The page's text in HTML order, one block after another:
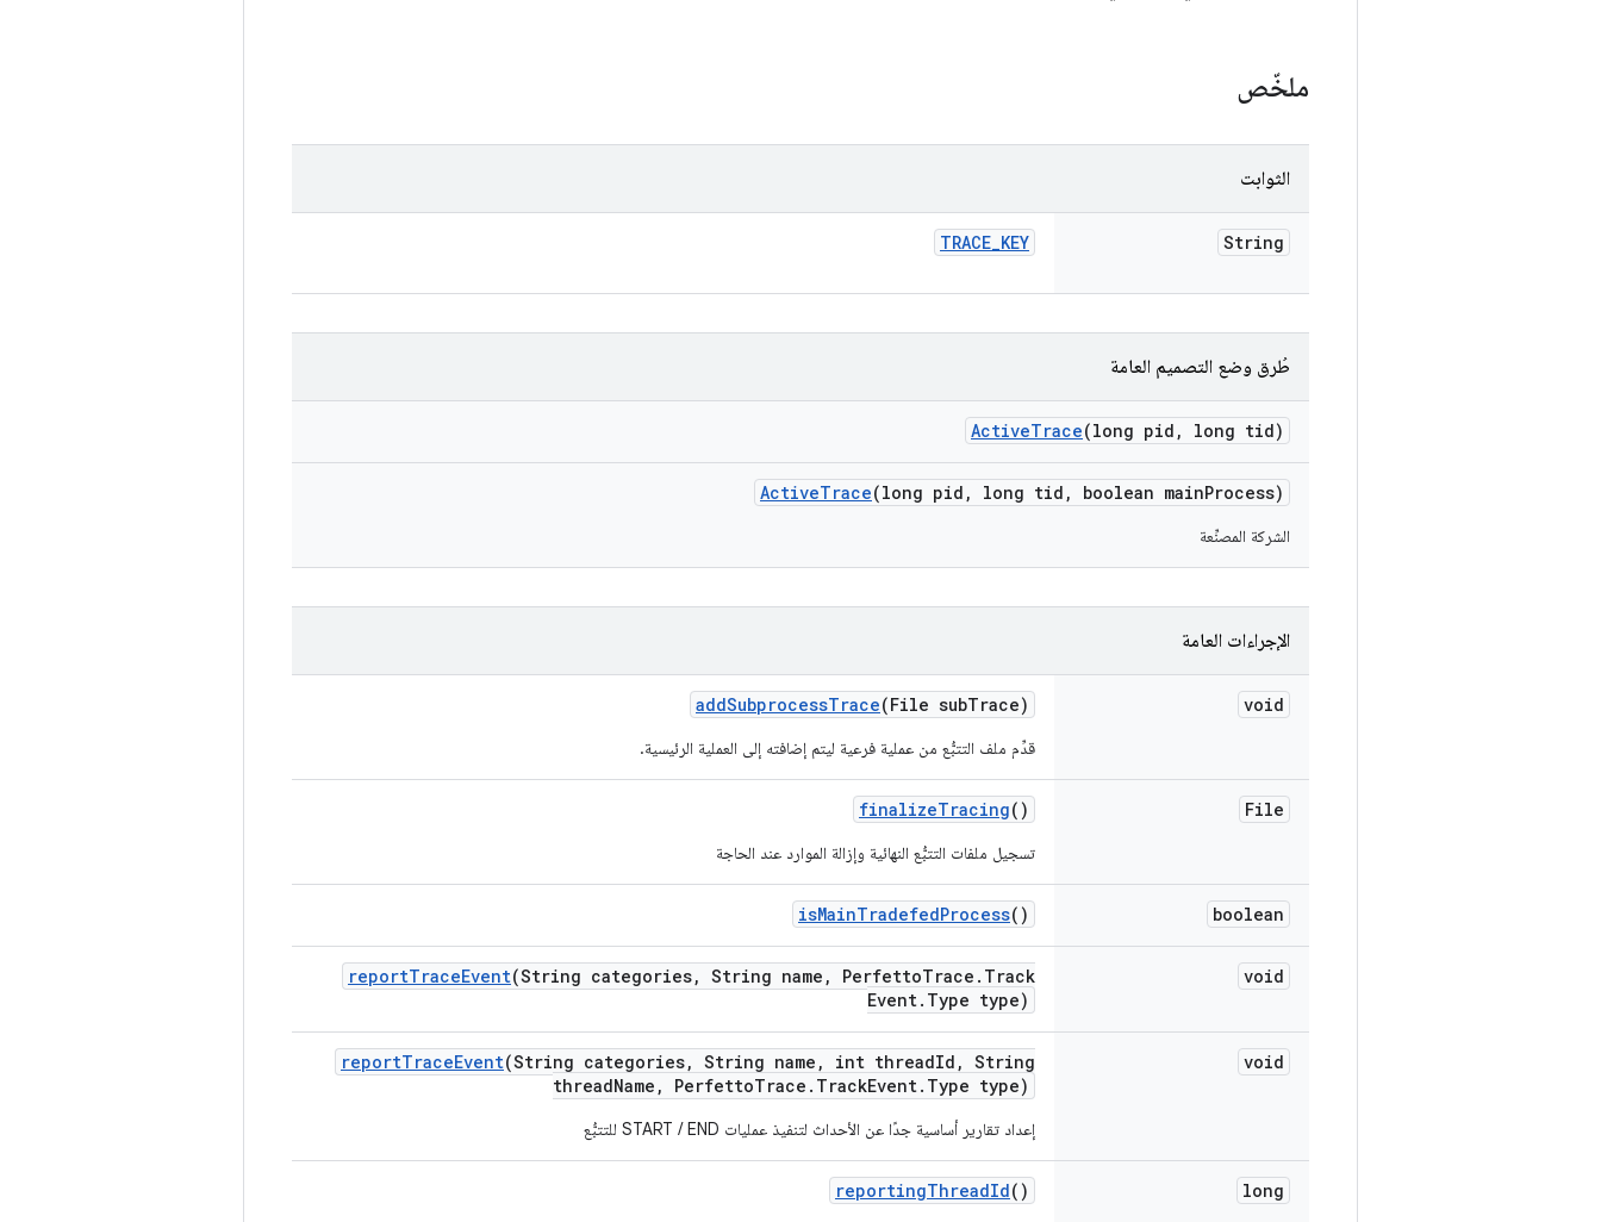
ملخّص
الثوابت
String
TRACE_KEY
طُرق وضع التصميم العامة
ActiveTrace(long pid , long tid)
ActiveTrace(long pid , long tid , boolean mainProcess)
الشركة المصنِّعة
الإجراءات العامة
void
addSubprocessTrace(File subTrace)
قدِّم ملف التتبُّع من عملية فرعية ليتم إضافته إلى العملية الرئيسية.
File
finalizeTracing()
تسجيل ملفات التتبُّع النهائية وإزالة الموارد عند الحاجة
boolean
isMainTradefedProcess()
void
reportTraceEvent(String categories, String name , PerfettoTrace . Track
Event. Type type)
void
reportTraceEvent(String categories, String name , int threadId , String
threadName , PerfettoTrace . TrackEvent. Type type)
إعداد تقارير أساسية جدًا عن الأحداث لتنفيذ عمليات START / END للتتبُّع
long
reportingThreadId()